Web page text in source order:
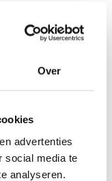
Over
advertenties
social media te
analyseren.